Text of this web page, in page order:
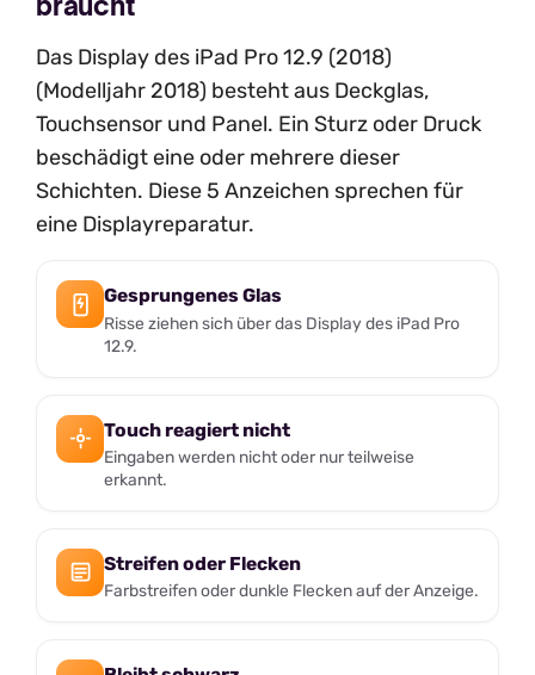
Das Display des iPad Pro 12.9 (2018)
(Modelljahr 2018) besteht aus Deckglas,
Touchsensor und Panel. Ein Sturz oder Druck
beschädigt eine oder mehrere dieser
Schichten. Diese 5 Anzeichen sprechen für
eine Displayreparatur.
Gesprungenes Glas
Risse ziehen sich über das Display des iPad Pro
12.9.
Touch reagiert nicht
Eingaben werden nicht oder nur teilweise
erkannt.
Streifen oder Flecken
Farbstreifen oder dunkle Flecken auf der Anzeige.